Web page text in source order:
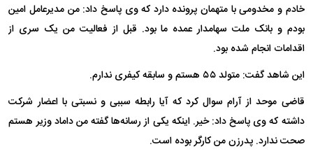
خادم و مخدومی با متهمان پرونده دارد که وی پاسخ داد: من مدیرعامل امین
بودم و بانک ملت سهامدار عمده ما بود. قبل از فعالیت من یک سری از
اقدامات انجام شده بود.
این شاهد گفت: متولد ۵۵ هستم و سابقه کیفری ندارم.
قاضی موحد از آرام سوال کرد که آیا رابطه سببی و نسبتی با اعضار شرکت
داشته که وی پاسخ داد:‌ خیر. اینکه یکی از رسانه‌ها گفته من داماد وزیر هستم
صحت ندارد. پدرزن من کارگر بوده است.